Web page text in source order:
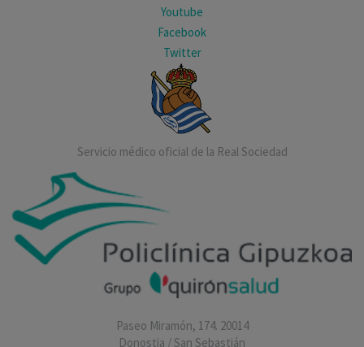
Youtube
Facebook
Twitter
Servicio médico oficial de la Real Sociedad
Paseo Miramón, 174. 20014
Donostia / San Sebastián